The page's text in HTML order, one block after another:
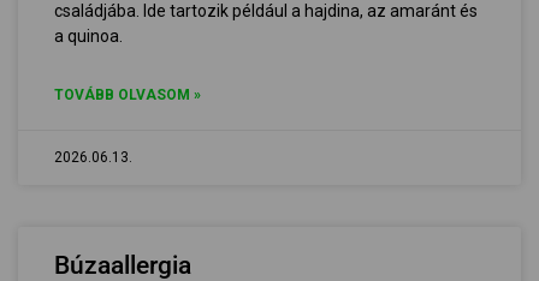
családjába. Ide tartozik például a hajdina, az amaránt és
a quinoa.
TOVÁBB OLVASOM »
2026.06.13.
Búzaallergia